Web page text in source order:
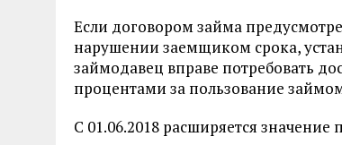
Если договором займа
нарушении заемщиком срока,
займодавец вправе потребовать
процентами за пользование
С 01.06.2018 расширяется